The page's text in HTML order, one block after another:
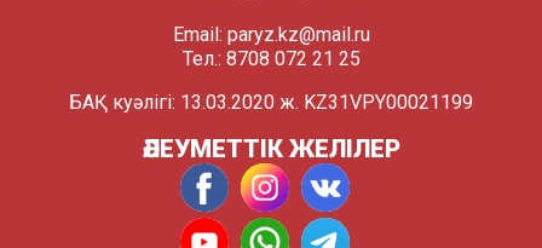
Email: paryz.kz@mail.ru
Тел.: 8708 072 21 25
БАҚ куәлігі: 13.03.2020 ж. KZ31VPY00021199
ӘЛЕУМЕТТІК ЖЕЛІЛЕР